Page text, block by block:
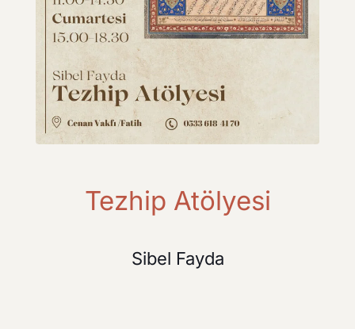
Tezhip Atölyesi
Sibel Fayda